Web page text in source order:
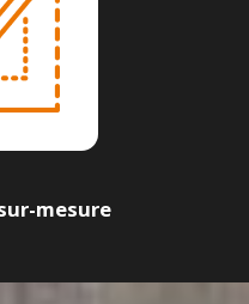
mesure